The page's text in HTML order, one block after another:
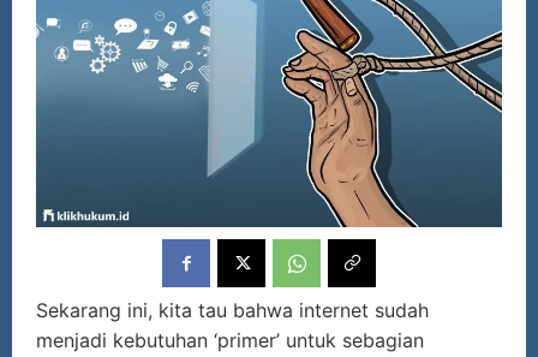
Sekarang ini, kita tau bahwa internet sudah
menjadi kebutuhan ‘primer’ untuk sebagian